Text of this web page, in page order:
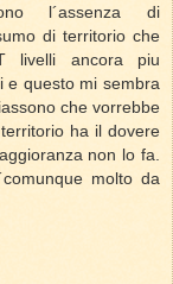
l´assenza di
di territorio che
livelli ancora piu
e questo mi sembra
che vorrebbe
ha il dovere
non lo fa.
molto da